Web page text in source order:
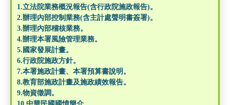
1.立法院業務概況報告(含行政院施政報告)。
2.辦理內部控制業務(含主計處聲明書簽署)。
3.辦理內部稽核業務。
4.辦理本署風險管理業務。
5.國家發展計畫。
6.行政院施政方針。
7.本署施政計畫、本署預算書說明。
8.教育部施政計畫及施政績效報告。
9.物資徵調。